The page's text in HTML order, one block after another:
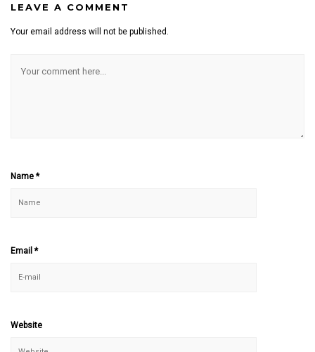
LEAVE A COMMENT
Your email address will not be published.
Name *
Email *
Website